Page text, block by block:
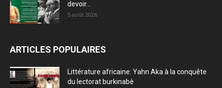
devoir...
5 août 2026
ARTICLES POPULAIRES
Littérature africaine: Yahn Aka à la conquête
du lectorat burkinabè